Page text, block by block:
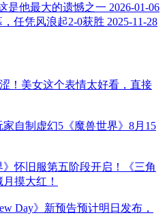
他最大的遗憾之一 2026-01-06
任凭风浪起2-0获胜 2025-11-28
！美女这个表情太好看，直接
自制虚幻5《魔兽世界》8月15
怀旧服第五阶段开启！《三角
摸大红！
Day》新预告预计明日发布，